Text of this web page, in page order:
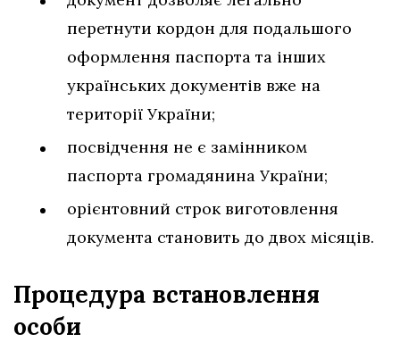
перетнути кордон для подальшого
оформлення паспорта та інших
українських документів вже на
території України;
посвідчення не є замінником
паспорта громадянина України;
орієнтовний строк виготовлення
документа становить до двох місяців.
Процедура встановлення
особи